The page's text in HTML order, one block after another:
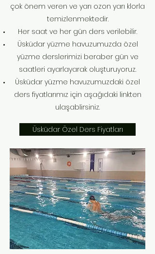
çok önem veren ve yarı ozon yarı klorla
temizlenmektedir.
Her saat ve her gün ders verilebilir.
Üsküdar yüzme havuzumuzda özel
yüzme derslerimizi beraber gün ve
saatleri ayarlayarak oluşturuyoruz.
Üsküdar yüzme havuzumuzdaki özel
ders fiyatlarımız için aşağıdaki linkten
ulaşablirsiniz.
Üsküdar Özel Ders Fiyatları